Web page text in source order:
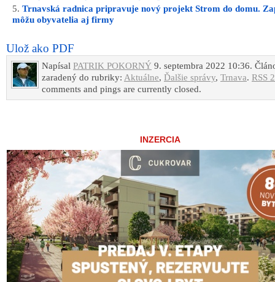
Trnavská radnica pripravuje nový projekt Strom do domu.
môžu obyvatelia aj firmy
Ulož ako PDF
Napísal PATRIK POKORNÝ 9. septembra 2022 10:36.
zaradený do rubriky: Aktuálne, Ďalšie správy, Trnava. RSS
comments and pings are currently closed.
INZERCIA